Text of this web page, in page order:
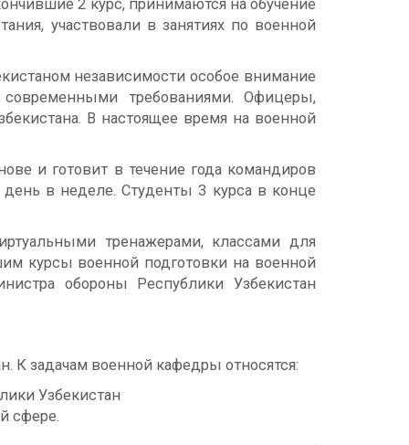
2 курс, принимаются на обучение
участвовали в занятиях по военной
независимости особое внимание
требованиями. Офицеры,
В настоящее время на военной
и готовит в течение года командиров
в неделе. Студенты 3 курса в конце
тренажерами, классами для
курсы военной подготовки на военной
обороны Республики Узбекистан
К задачам военной кафедры относятся:
Узбекистан
сфере.